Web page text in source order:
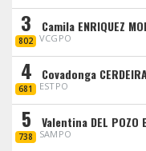
3
802
Camila ENRIQUEZ
VCGPO
4
681
Covadonga
ESTPO
5
738
Valentina DEL POZO
SAMPO